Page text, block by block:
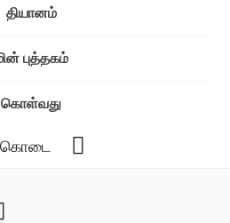
தியானம்
புத்தகம்
கொள்வது